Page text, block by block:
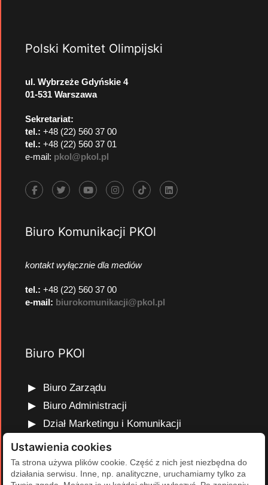
Polski Komitet Olimpijski
ul. Wybrzeże Gdyńskie 4
01-531 Warszawa
Sekretariat:
tel.: +48 (22) 560 37 00
tel.: +48 (22) 560 37 01
e-mail: pkol@pkol.pl
Biuro Komunikacji PKOl
kontakt wyłącznie dla mediów
tel.: +48 (22) 560 37 00
e-mail: biurokomunikacji@pkol.pl
Biuro PKOl
Biuro Zarządu
Biuro Administracji
Dział Marketingu i Komunikacji
Dział Edukacji Olimpijskiej
Dział Finansów i Kadr
Dział Projektów Olimpijskich
Ustawienia cookies
Ta strona używa plików cookie. Część z nich jest niezbędna do
działania serwisu. Inne, np. analityczne, uruchamiamy tylko za